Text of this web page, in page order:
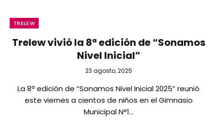
TRELEW
Trelew vivió la 8ª edición de “Sonamos
Nivel Inicial”
23 agosto, 2025
La 8ª edición de “Sonamos Nivel Inicial 2025” reunió
este viernes a cientos de niños en el Gimnasio
Municipal N°1…